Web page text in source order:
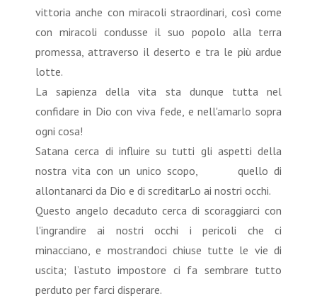
vittoria anche con miracoli straordinari, così come
con miracoli condusse il suo popolo alla terra
promessa, attraverso il deserto e tra le più ardue
lotte.
La sapienza della vita sta dunque tutta nel
confidare in Dio con viva fede, e nell'amarlo sopra
ogni cosa!
Satana cerca di influire su tutti gli aspetti della
nostra vita con un unico scopo, quello di
allontanarci da Dio e di screditarLo ai nostri occhi.
Questo angelo decaduto cerca di scoraggiarci con
l'ingrandire ai nostri occhi i pericoli che ci
minacciano, e mostrandoci chiuse tutte le vie di
uscita; l’astuto impostore ci fa sembrare tutto
perduto per farci disperare.